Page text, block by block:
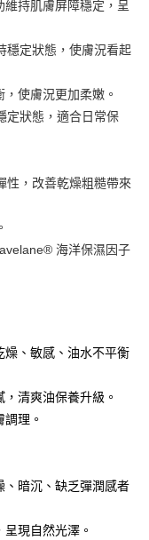
銀行
商業銀行
商業銀行
銀行
灣）商業銀行
商業銀行
使用無須另外申請。
動跳轉到大哥付的交易
截止日，確認付款後即完
確認頁面所載為準。
你分期系統評分，恕無
每月結算日後寄送繳費提
稱本公司）所提供，讓
商店將買賣／分期付款
繳交帳款。
的，商店將以您的個人
項蒐集、處理及利用，
核對及更正。
於會員專區綁定中華電信
費金額 (1點等於1元)。
持肌膚屏障穩定，呈
穩定狀態，使膚況看起
使膚況更加柔嫩。
定狀態，適合日常保
性，改善乾燥粗糙帶來
海洋保濕因子
、敏感、油水不平衡
清爽油保養升級。
理。
暗沉、缺乏彈潤感者
現自然光澤。